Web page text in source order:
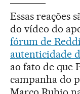
Essas reações
do vídeo do
fórum de
autenticidade
ao fato de que
campanha do